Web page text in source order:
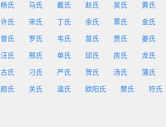
杨氏 马氏 戴氏 赵氏 吴氏 黄氏
许氏 宋氏 丁氏 余氏 覃氏 金氏
曾氏 罗氏 韦氏 苗氏 贾氏 姜氏
汪氏 邢氏 单氏 邱氏 房氏 龙氏
古氏 刁氏 严氏 贺氏 汤氏 蒲氏
颜氏 关氏 温氏 欧阳氏 樊氏 符氏